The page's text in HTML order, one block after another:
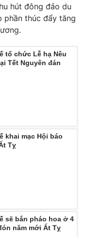
355 932
không có sự chấp
khi phát hành lại
hút đông đảo du
phần thúc đẩy tăng
tổ chức Lễ hạ Nêu
Tết Nguyên đán
khai mạc Hội báo
Tỵ
sẽ bắn pháo hoa ở 4
năm mới Ất Tỵ